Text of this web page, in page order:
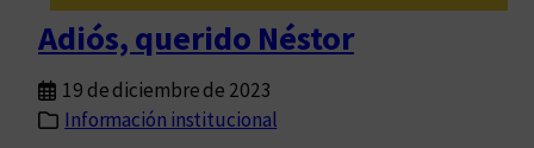
l
i
d
e
Adiós, querido Néstor
19 de diciembre de 2023
Información institucional